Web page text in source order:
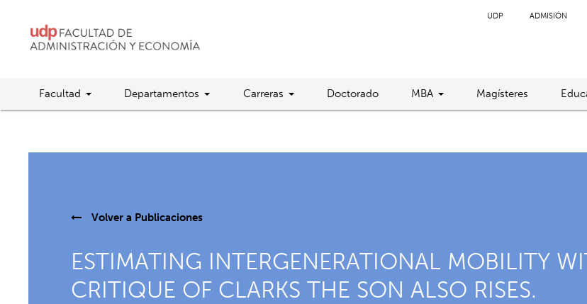
UDP ADMISIÓN
Facultad Departamentos Carreras Doctorado MBA Magísteres
Volver a Publicaciones
ESTIMATING INTERGENERATIONAL MOBILITY
CRITIQUE OF CLARKS THE SON ALSO RISES.